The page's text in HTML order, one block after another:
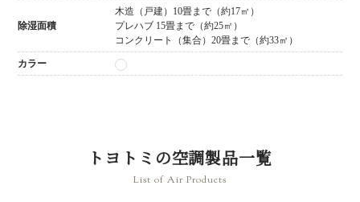
除湿面積
木造（戸建）10畳まで（約17㎡）
プレハブ 15畳まで（約25㎡）
コンクリート（集合）20畳まで（約33㎡）
カラー
トヨトミの空調製品一覧
List of Air Products